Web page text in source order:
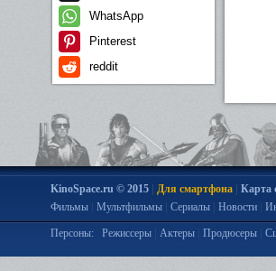
WhatsApp
Pinterest
reddit
KinoSpace.ru © 2015| Для смартфона| Карта
Фильмы| Мультфильмы| Сериалы| Новости|
Персоны: Режиссеры| Актеры| Продюсеры|